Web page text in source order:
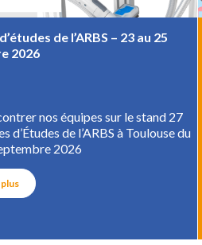
de l’ARBS – 23 au 25
2026
nos équipes sur le stand 27
d’Études de l’ARBS à Toulouse du
2026